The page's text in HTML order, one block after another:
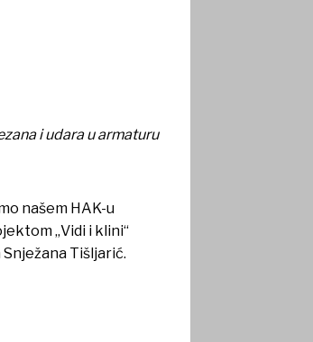
i udara u armaturu
našem HAK-u
„Vidi i klini“
Tišljarić.